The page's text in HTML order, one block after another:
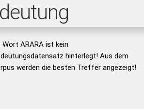
Wort ARARA ist kein
hinterlegt! Aus dem
werden die besten Treffer angezeigt!